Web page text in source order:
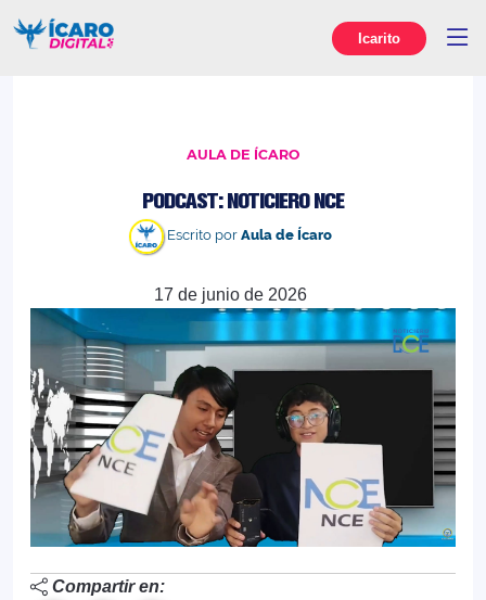
Icarito
AULA DE ÍCARO
PODCAST: NOTICIERO NCE
Escrito por Aula de Ícaro
17 de junio de 2026
Compartir en: